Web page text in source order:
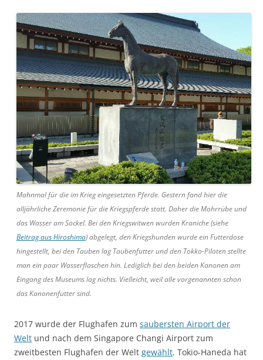
Mahnmal für die im Krieg eingesetzten Pferde. Gestern fand hier die
alljährliche Zeremonie für die Kriegspferde statt. Daher die Mohrrübe und
das Wasser am Sockel. Bei den Kriegswitwen wurden Kraniche (siehe
Beitrag aus Hiroshima) abgelegt, den Kriegshunden wurde ein Futterdose
hingestellt, bei den Tauben lag Taubenfutter und den Tokko-Piloten stellte
man ein paar Wasserflaschen hin. Lediglich bei den beiden Kanonen am
Eingang des Museums lag nichts. Vielleicht, weil alle vorgenannten schon
das Kanonenfutter sind.
2017 wurde der Flughafen zum saubersten Airport der
Welt und nach dem Singapore Changi Airport zum
zweitbesten Flughafen der Welt gewählt. Tokio-Haneda hat